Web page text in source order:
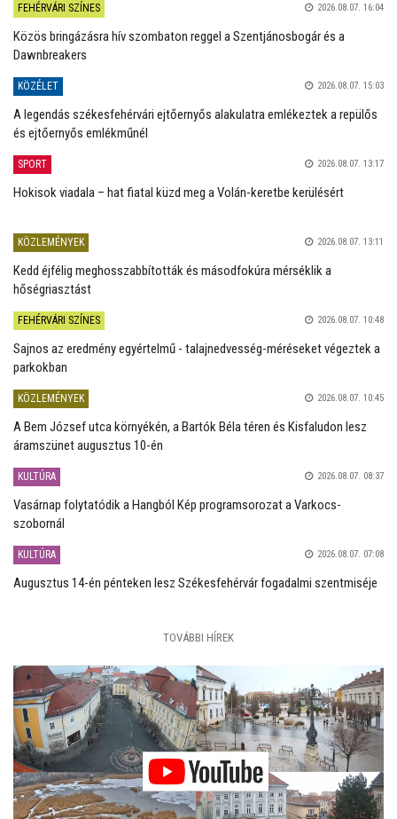
FEHÉRVÁRI SZÍNES 2026.08.07. 16:04
Közös bringázásra hív szombaton reggel a Szentjánosbogár és a
Dawnbreakers
KÖZÉLET 2026.08.07. 15:03
A legendás székesfehérvári ejtőernyős alakulatra emlékeztek a repülős
és ejtőernyős emlékműnél
SPORT 2026.08.07. 13:17
Hokisok viadala – hat fiatal küzd meg a Volán-keretbe kerülésért
KÖZLEMÉNYEK 2026.08.07. 13:11
Kedd éjfélig meghosszabbították és másodfokúra mérséklik a
hőségriasztást
FEHÉRVÁRI SZÍNES 2026.08.07. 10:48
Sajnos az eredmény egyértelmű - talajnedvesség-méréseket végeztek a
parkokban
KÖZLEMÉNYEK 2026.08.07. 10:45
A Bem József utca környékén, a Bartók Béla téren és Kisfaludon lesz
áramszünet augusztus 10-én
KULTÚRA 2026.08.07. 08:37
Vasárnap folytatódik a Hangból Kép programsorozat a Varkocs-
szobornál
KULTÚRA 2026.08.07. 07:08
Augusztus 14-én pénteken lesz Székesfehérvár fogadalmi szentmiséje
TOVÁBBI HÍREK